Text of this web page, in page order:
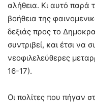
αλήθεια. Κι αυτό παρά
βοήθεια της
δεξιάς προς το
συντριβεί, και έτσι να
νεοφιλελεύθερες
16-17).
Οι πολίτες που πήγαν